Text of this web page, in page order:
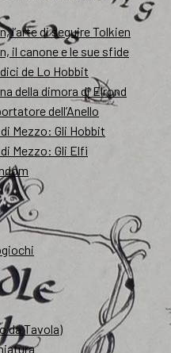
l’arte di seguire Tolkien
il canone e le sue sfide
de Lo Hobbit
della dimora di Elrond
dell’Anello
Mezzo: Gli Hobbit
Mezzo: Gli Elfi
da Tavola)